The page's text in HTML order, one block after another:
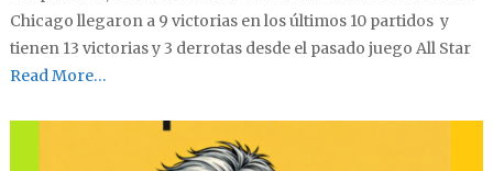
Chicago llegaron a 9 victorias en los últimos 10 partidos y
tienen 13 victorias y 3 derrotas desde el pasado juego All Star
Read More…